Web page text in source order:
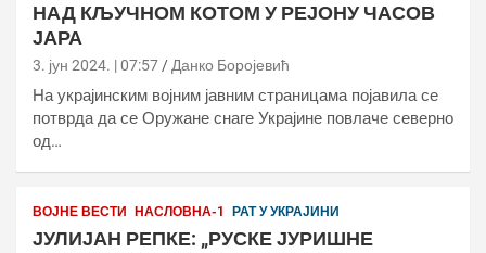
НАД КЉУЧНОМ КОТОМ У РЕЈОНУ ЧАСОВ
ЈАРА
3. јун 2024. | 07:57 Данко Боројевић
На украјинским војним јавним страницама појавила се
потврда да се Оружане снаге Украјине повлаче северно
од…
ВОЈНЕ ВЕСТИ НАСЛОВНА-1 РАТ У УКРАЈИНИ
ЈУЛИЈАН РЕПКЕ: „РУСКЕ ЈУРИШНЕ